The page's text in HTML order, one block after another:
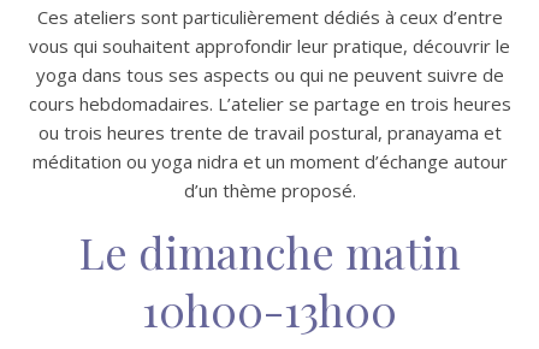
Ces ateliers sont particulièrement dédiés à ceux d’entre
vous qui souhaitent approfondir leur pratique, découvrir le
yoga dans tous ses aspects ou qui ne peuvent suivre de
cours hebdomadaires. L’atelier se partage en trois heures
ou trois heures trente de travail postural, pranayama et
méditation ou yoga nidra et un moment d’échange autour
d’un thème proposé.
Le dimanche matin
10h00-13h00